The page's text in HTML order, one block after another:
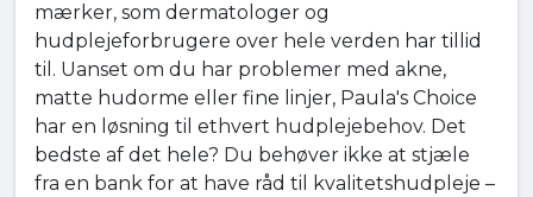
mærker, som dermatologer og
hudplejeforbrugere over hele verden har tillid
til. Uanset om du har problemer med akne,
matte hudorme eller fine linjer, Paula's Choice
har en løsning til ethvert hudplejebehov. Det
bedste af det hele? Du behøver ikke at stjæle
fra en bank for at have råd til kvalitetshudpleje –